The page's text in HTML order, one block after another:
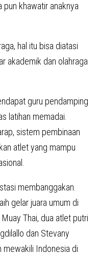
pun khawatir anaknya
hal itu bisa diatasi
akademik dan olahraga
guru pendamping
latihan memadai.
sistem pembinaan
atlet yang mampu
membanggakan.
gelar juara umum di
Thai, dua atlet putri
dan Stevany
mewakili Indonesia di